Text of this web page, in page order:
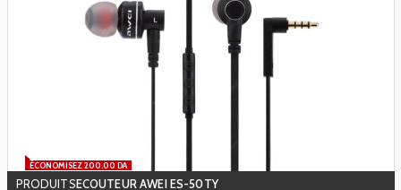
ÉCONOMISEZ 200.00 DA
ECOUTEUR AWEI ES-50TY